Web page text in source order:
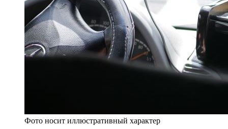
Фото носит иллюстративный характер